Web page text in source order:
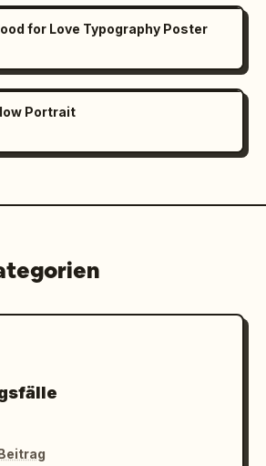
for Love Typography Poster
Portrait